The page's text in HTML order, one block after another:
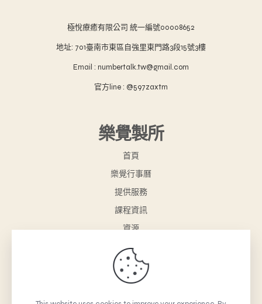
極悅療癒有限公司 統一編號00008652
地址: 701臺南市東區自強里東門路3段15號3樓
Email : numbertalk.tw@gmail.com
官方line : @597zaxtm
樂覺製所
首頁
樂覺行事曆
提供服務
課程資訊
資源
樂覺小舖
聯絡我們
購物車